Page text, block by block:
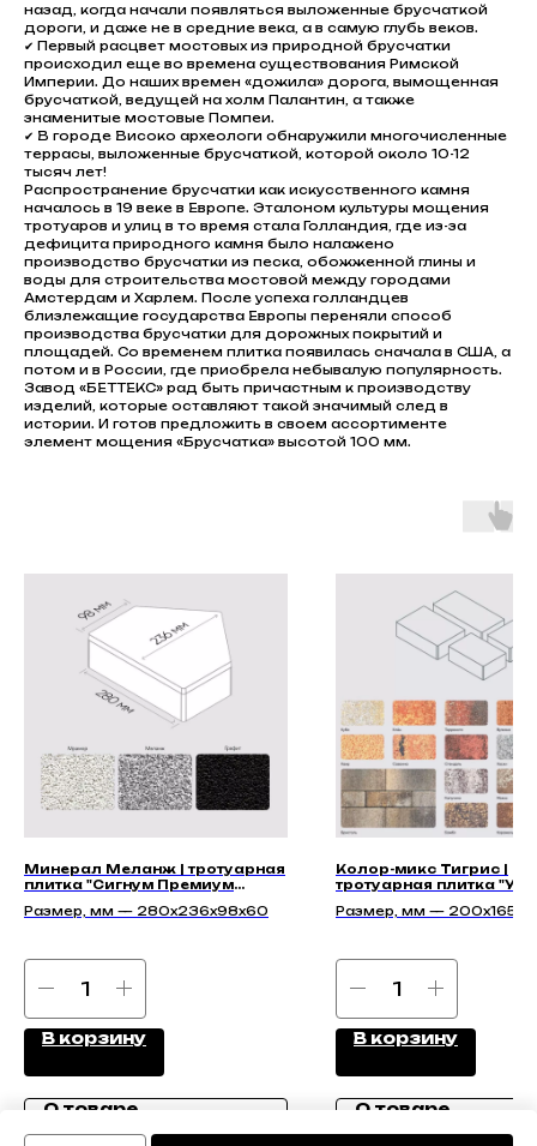
назад, когда начали появляться выложенные брусчаткой
дороги, и даже не в средние века, а в самую глубь веков.
✔ Первый расцвет мостовых из природной брусчатки
происходил еще во времена существования Римской
Империи. До наших времен «дожила» дорога, вымощенная
брусчаткой, ведущей на холм Палантин, а также
знаменитые мостовые Помпеи.
✔ В городе Високо археологи обнаружили многочисленные
террасы, выложенные брусчаткой, которой около 10-12
тысяч лет!
Распространение брусчатки как искусственного камня
началось в 19 веке в Европе. Эталоном культуры мощения
тротуаров и улиц в то время стала Голландия, где из-за
дефицита природного камня было налажено
производство брусчатки из песка, обожженной глины и
воды для строительства мостовой между городами
Амстердам и Харлем. После успеха голландцев
близлежащие государства Европы переняли способ
производства брусчатки для дорожных покрытий и
площадей. Со временем плитка появилась сначала в США, а
потом и в России, где приобрела небывалую популярность.
Завод «БЕТТЕКС» рад быть причастным к производству
изделий, которые оставляют такой значимый след в
истории. И готов предложить в своем ассортименте
элемент мощения «Брусчатка» высотой 100 мм.
Минерал Меланж | тротуарная
плитка "Сигнум Премиум
Размер, мм — 280х236х98х60
В корзину
О товаре
Колор-микс Тигрис |
тротуарная плитка
Размер, мм —
В корзину
О товаре